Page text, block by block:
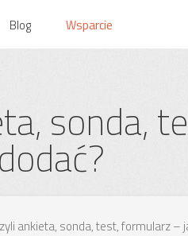
Blog Wsparcie
sonda,
dodać?
ankieta, sonda, test, formularz –